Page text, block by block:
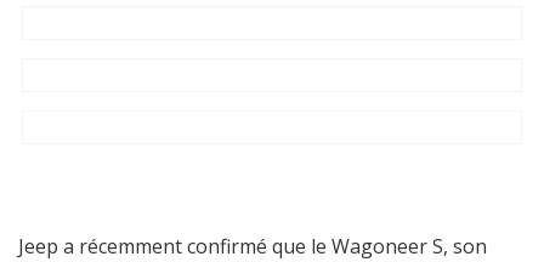
Jeep a récemment confirmé que le Wagoneer S, son